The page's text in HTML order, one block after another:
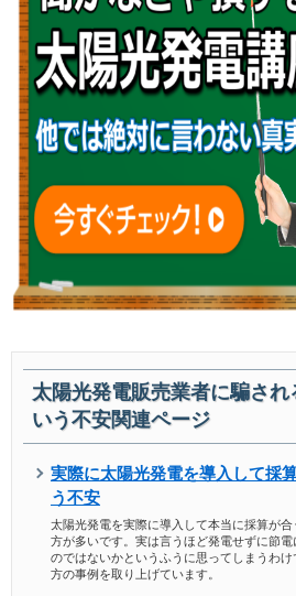
太陽光発電販売業者に騙され
いう不安関連ページ
実際に太陽光発電を導入して採
う不安
太陽光発電を実際に導入して本当に採算が
方が多いです。実は言うほど発電せずに節
のではないかというふうに思ってしまうわ
方の事例を取り上げています。